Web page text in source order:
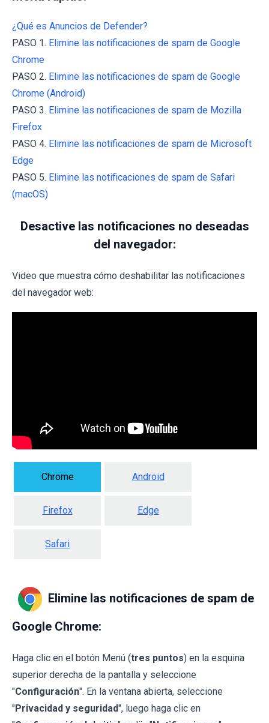
¿Qué es Anuncios de Defender?
PASO 1. Elimine las notificaciones de spam de Google
Chrome
PASO 2. Elimine las notificaciones de spam de Google
Chrome (Android)
PASO 3. Elimine las notificaciones de spam de Mozilla
Firefox
PASO 4. Elimine las notificaciones de spam de Microsoft
Edge
PASO 5. Elimine las notificaciones de spam de Safari
(macOS)
Desactive las notificaciones no deseadas
del navegador:
Video que muestra cómo deshabilitar las notificaciones
del navegador web:
Chrome Android
Firefox Edge
Safari
Elimine las notificaciones de spam de
Google Chrome:
Haga clic en el botón Menú (tres puntos) en la esquina
superior derecha de la pantalla y seleccione
"Configuración". En la ventana abierta, seleccione
"Privacidad y seguridad", luego haga clic en